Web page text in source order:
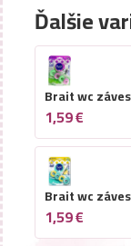
Ďalšie
Brait wc
1,59€
Brait wc
1,59€